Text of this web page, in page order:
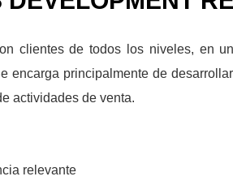
clientes de todos los niveles, en
encarga principalmente de
actividades de venta.
relevante